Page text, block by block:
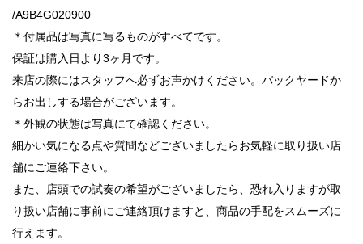
/A9B4G020900
＊付属品は写真に写るものがすべてです。
保証は購入日より3ヶ月です。
来店の際にはスタッフへ必ずお声かけください。バックヤードか
らお出しする場合がございます。
＊外観の状態は写真にて確認ください。
細かい気になる点や質問などございましたらお気軽に取り扱い店
舗にご連絡下さい。
また、店頭での試奏の希望がございましたら、恐れ入りますが取
り扱い店舗に事前にご連絡頂けますと、商品の手配をスムーズに
行えます。